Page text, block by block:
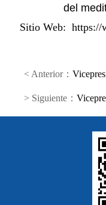
del
Sitio Web: https://
< Anterior：
> Siguiente：